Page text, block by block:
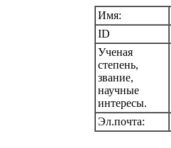
Имя:
ID
Ученая
степень,
звание,
научные
интересы.
Эл.почта: